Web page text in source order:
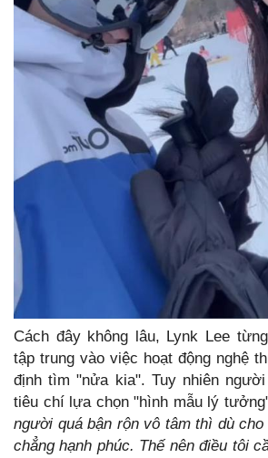
Cách đây không lâu, Lynk Lee
tập trung vào việc hoạt động nghệ
định tìm "nửa kia". Tuy nhiên
tiêu chí lựa chọn "hình mẫu lý
người quá bận rộn vô tâm thì dù
chẳng hạnh phúc. Thế nên điều tôi